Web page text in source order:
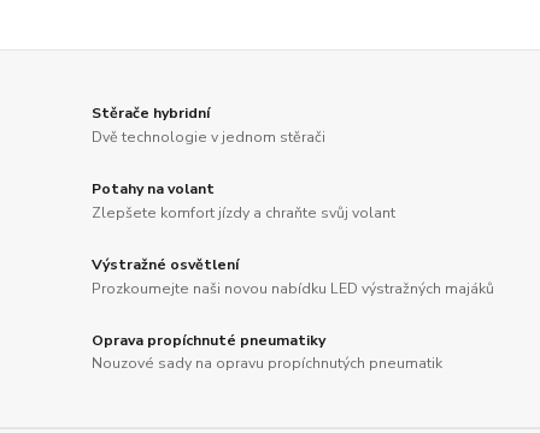
Stěrače hybridní
Dvě technologie v jednom stěrači
Potahy na volant
Zlepšete komfort jízdy a chraňte svůj volant
Výstražné osvětlení
Prozkoumejte naši novou nabídku LED výstražných majáků
Oprava propíchnuté pneumatiky
Nouzové sady na opravu propíchnutých pneumatik